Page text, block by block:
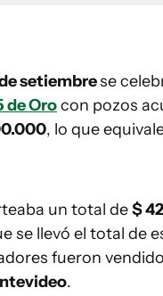
setiembrese
de Orocon pozos
, lo que
un total de$
se llevó el total de
fueron
.